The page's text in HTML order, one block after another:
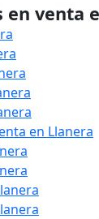
venta
en Llanera